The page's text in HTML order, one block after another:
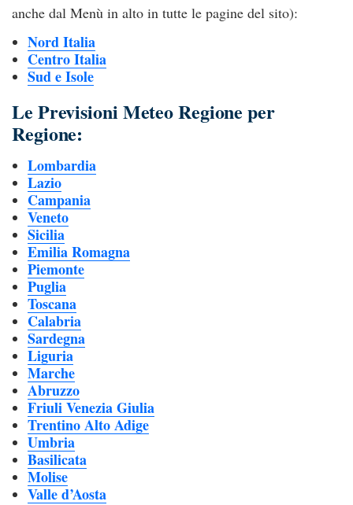
anche dal Menù in alto in tutte le pagine del sito):
Nord Italia
Centro Italia
Sud e Isole
Le Previsioni Meteo Regione per
Regione:
Lombardia
Lazio
Campania
Veneto
Sicilia
Emilia Romagna
Piemonte
Puglia
Toscana
Calabria
Sardegna
Liguria
Marche
Abruzzo
Friuli Venezia Giulia
Trentino Alto Adige
Umbria
Basilicata
Molise
Valle d’Aosta